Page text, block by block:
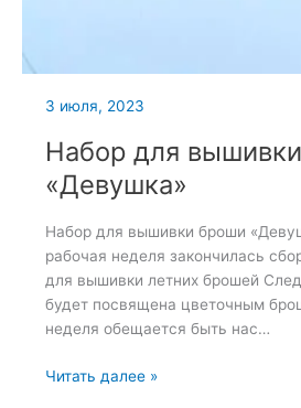
3 июля, 2023
Набор для
«Девушка»
Набор для вышивки броши
рабочая неделя закончилась
для вышивки летних брошей
будет посвящена цветочным
неделя обещается быть нас…
Набор
Читать далее »